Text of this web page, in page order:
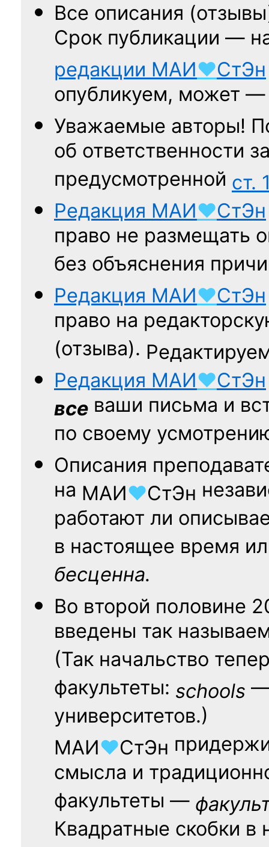
Все описания
Срок публикации —
редакции МАИ♥СтЭн
опубликуем, может
Уважаемые авторы!
об ответственности
предусмотренной ст.
Редакция МАИ♥СтЭн
право не размещать
без объяснения
Редакция МАИ♥СтЭн
право на
(отзыва).
Редакция МАИ♥СтЭн
все ваши письма и
по своему
Описания
на МАИ♥СтЭн
работают ли
в настоящее время
бесценна.
Во второй половине
введены так
(Так начальство
факультеты: schools —
университетов.)
МАИ♥СтЭн
смысла и
факультеты —
Квадратные скобки в